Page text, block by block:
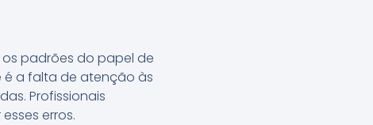
padrões do papel de
é a falta de atenção às
Profissionais
esses erros.